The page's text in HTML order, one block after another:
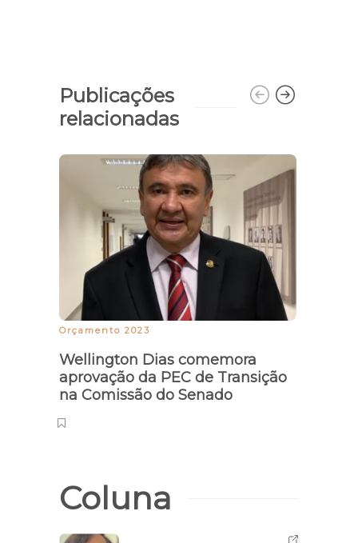
Publicações
relacionadas
Orçamento 2023
Wellington Dias comemora
aprovação da PEC de Transição
na Comissão do Senado
Coluna